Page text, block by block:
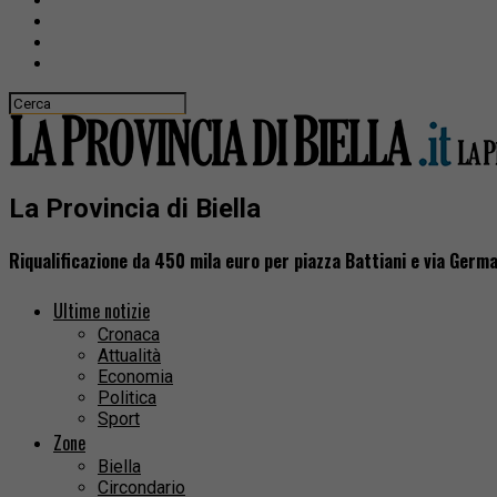
La Provincia di Biella
Riqualificazione da 450 mila euro per piazza Battiani e via
Ultime notizie
Cronaca
Attualità
Economia
Politica
Sport
Zone
Biella
Circondario